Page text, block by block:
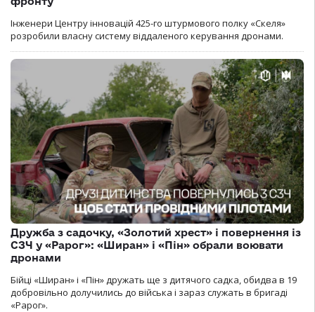
Інженери Центру інновацій 425-го штурмового полку «Скеля»
розробили власну систему віддаленого керування дронами.
Дружба з садочку, «Золотий хрест» і повернення із
СЗЧ у «Рарог»: «Ширан» і «Пін» обрали воювати
дронами
Бійці «Ширан» і «Пін» дружать ще з дитячого садка, обидва в 19
добровільно долучились до війська і зараз служать в бригаді
«Рарог».